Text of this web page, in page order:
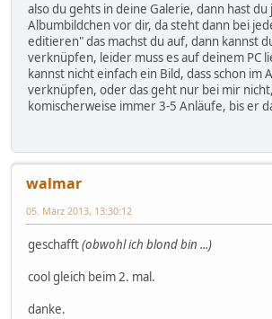
also du gehts in deine Galerie, dann hast du
Albumbildchen vor dir, da steht dann bei
editieren" das machst du auf, dann kannst
verknüpfen, leider muss es auf deinem PC
kannst nicht einfach ein Bild, dass schon im
verknüpfen, oder das geht nur bei mir
komischerweise immer 3-5 Anläufe, bis er
walmar
05. März 2013, 13:30:12
geschafft(obwohl ich blond bin ...)
cool gleich beim 2. mal.
danke.